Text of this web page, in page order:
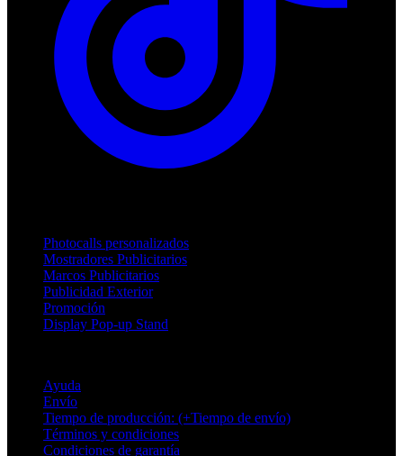
Photocalls personalizados
Mostradores Publicitarios
Marcos Publicitarios
Publicidad Exterior
Promoción
Display Pop-up Stand
Ayuda
Envío
Tiempo de producción: (+Tiempo de envío)
Términos y condiciones
Condiciones de garantía